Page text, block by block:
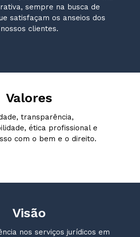
sempre na busca de
satisfaçam os anseios dos
nossos clientes.
Valores
transparência,
ética profissional e
com o bem e o direito.
Visão
nos serviços jurídicos em